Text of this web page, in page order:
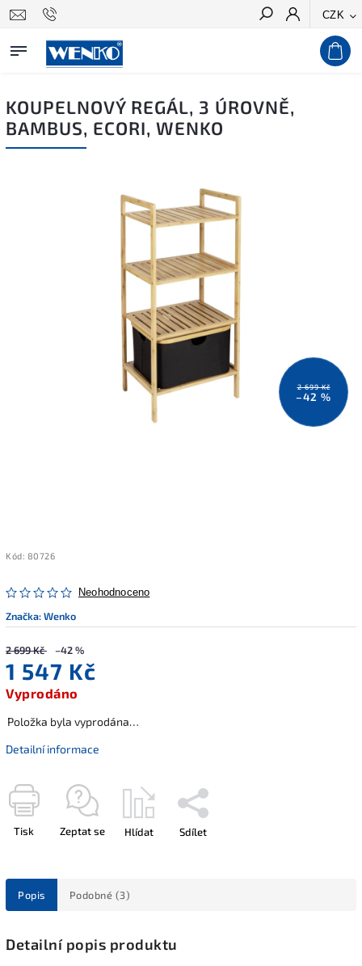
CZK
Hledat
KOUPELNOVÝ REGÁL, 3 ÚROVNĚ,
BAMBUS, ECORI, WENKO
2 699 Kč
–42 %
Kód: 80726
Neohodnoceno
Značka:Wenko
2 699 Kč –42 %
1 547 Kč
Vyprodáno
Položka byla vyprodána…
Detailní informace
Tisk Zeptat se Hlídat Sdílet
Popis Podobné (3)
Detailní popis produktu